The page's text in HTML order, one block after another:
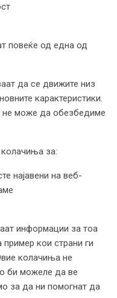
повеќе од една од
да се движите низ
карактеристики.
не може да обезбедиме
за:
најавени на веб-
информации за тоа
пример кои страни ги
колачиња не
би можеле да ве
за да ни помогнат да